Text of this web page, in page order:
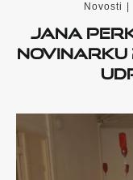
Novosti
Jana
novinarku